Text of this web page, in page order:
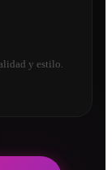
y estilo.